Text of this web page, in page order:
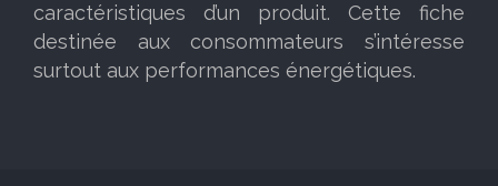
caractéristiques d’un produit. Cette fiche
destinée aux consommateurs s’intéresse
surtout aux performances énergétiques.